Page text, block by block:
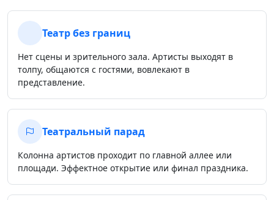
Театр без границ
Нет сцены и зрительного зала. Артисты выходят в
толпу, общаются с гостями, вовлекают в
представление.
Театральный парад
Колонна артистов проходит по главной аллее или
площади. Эффектное открытие или финал праздника.